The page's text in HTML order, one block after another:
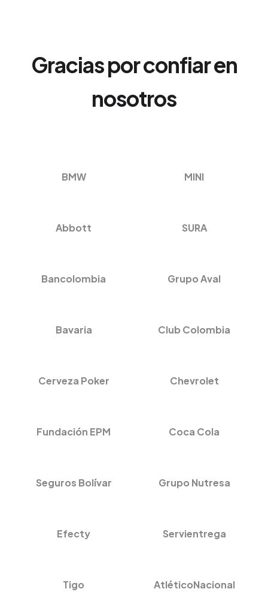
Gracias por confiar en
nosotros
BMW MINI
Abbott SURA
Bancolombia Grupo Aval
Bavaria Club Colombia
Cerveza Poker Chevrolet
Fundación EPM Coca Cola
Seguros Bolívar Grupo Nutresa
Efecty Servientrega
Tigo AtléticoNacional